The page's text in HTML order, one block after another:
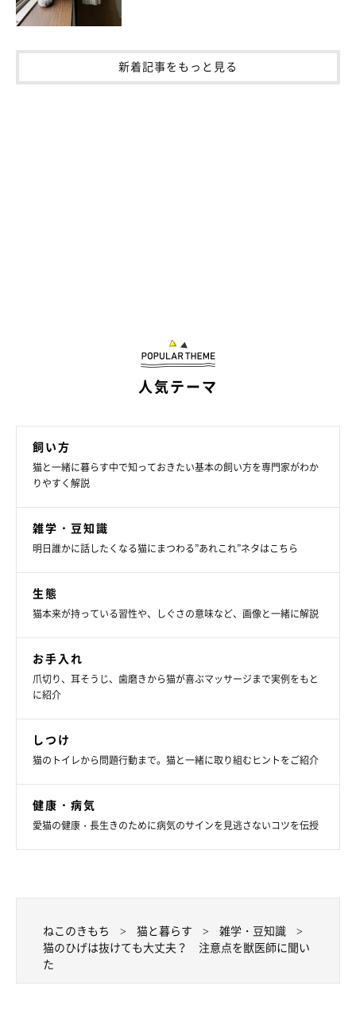
られています。そのため、飼い主さんがひげを切ったり引き抜い
また、落ちているひげを見つけたときは、数や頻度をさりげなく
確認しておくと変化に気づきやすくなりますよ。
普段の食欲や元気、行動などとあわせて観察してあげてくださ
い。
文／ねこのきもちWeb編集室 監修／いぬ・ねこのきもち獣医師
相談室
※記事と写真に関連性がない場合もあります。
新着記事をもっと見る
人気テーマ
飼い方
猫と一緒に暮らす中で知っておきたい基本の飼い方を専門家がわか
りやすく解説
雑学・豆知識
明日誰かに話したくなる猫にまつわる”あれこれ”ネタはこちら
生態
猫本来が持っている習性や、しぐさの意味など、画像と一緒に解説
お手入れ
爪切り、耳そうじ、歯磨きから猫が喜ぶマッサージまで実例をもと
に紹介
しつけ
猫のトイレから問題行動まで。猫と一緒に取り組むヒントをご紹介
健康・病気
愛猫の健康・長生きのために病気のサインを見逃さないコツを伝授
ねこのきもち 猫と暮らす
雑学・豆知識
猫のひげは抜けても大丈夫？ 注意点を獣医師に聞い
た